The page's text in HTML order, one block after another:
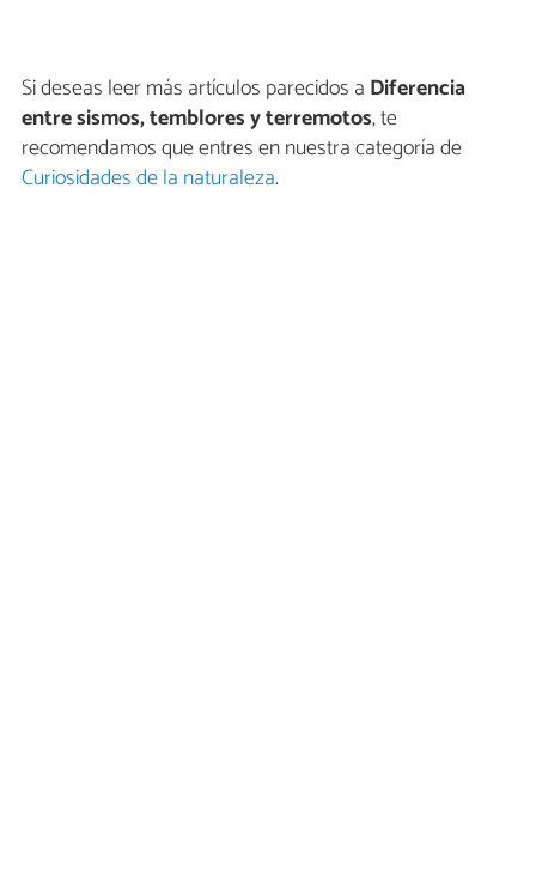
Si deseas leer más artículos parecidos a Diferencia
entre sismos, temblores y terremotos, te
recomendamos que entres en nuestra categoría de
Curiosidades de la naturaleza.